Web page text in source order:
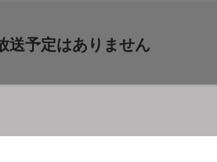
送予定はありません